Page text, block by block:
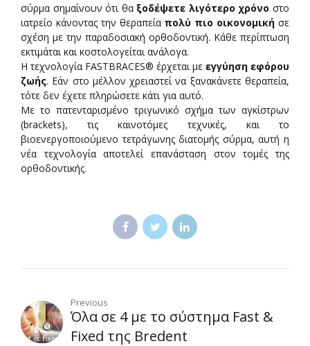
σύρμα σημαίνουν ότι θα ξοδέψετε λιγότερο χρόνο στο
ιατρείο κάνοντας την θεραπεία πολύ πιο οικονομική σε
σχέση με την παραδοσιακή ορθοδοντική. Κάθε περίπτωση
εκτιμάται και κοστολογείται ανάλογα.
Η τεχνολογία FASTBRACES® έρχεται με εγγύηση εφόρου
ζωής. Εάν στο μέλλον χρειαστεί να ξανακάνετε θεραπεία,
τότε δεν έχετε πληρώσετε κάτι για αυτό.
Με το πατενταρισμένο τριγωνικό σχήμα των αγκίστρων
(brackets), τις καινοτόμες τεχνικές, και το
βιοενεργοποιούμενο τετράγωνης διατομής σύρμα, αυτή η
νέα τεχνολογία αποτελεί επανάσταση στον τομές της
ορθοδοντικής.
Previous
Όλα σε 4 με το σύστημα Fast &
Fixed της Bredent